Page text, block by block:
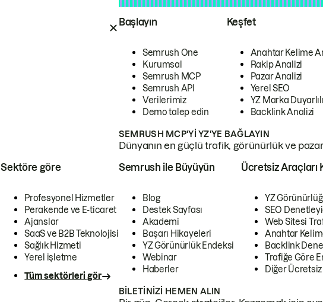
Başlayın
Semrush One
Kurumsal
Semrush MCP
Semrush API
Verilerimiz
Demo talep edin
Keşfet
Anahtar Kelime
Rakip Analizi
Pazar Analizi
Yerel SEO
YZ Marka
Backlink Analizi
SEMRUSH MCP'YI YZ'YE BAĞLAYIN
Dünyanın en güçlü trafik, görünürlük ve
Sektöre göre
Profesyonel Hizmetler
Perakende ve E-ticaret
Ajanslar
SaaS ve B2B Teknolojisi
Sağlık Hizmeti
Yerel işletme
Tüm sektörleri gör
Semrush ile Büyüyün
Blog
Destek Sayfası
Akademi
Başarı Hikayeleri
YZ Görünürlük Endeksi
Webinar
Haberler
Ücretsiz Araçları
YZ
SEO
Web Sitesi
Anahtar
Backlink
Trafiğe Göre
Diğer
BILETINIZI HEMEN ALIN